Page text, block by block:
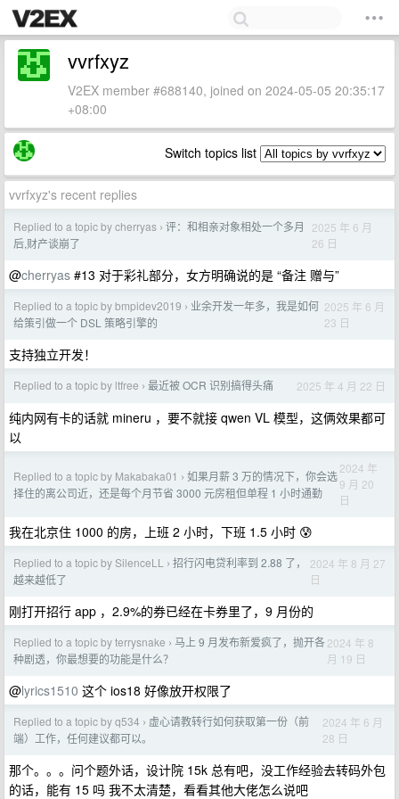
vvrfxyz
V2EX member #688140, joined on 2024-05-05 20:35:17
+08:00
Switch topics list
vvrfxyz's recent replies
Replied to a topic by cherryas › 评：和相亲对象相处一个多月
后,财产谈崩了
2025 年 6 月
26 日
@cherryas #13 对于彩礼部分，女方明确说的是 “备注 赠与”
Replied to a topic by bmpidev2019 › 业余开发一年多，我是如何
给策引做一个 DSL 策略引擎的
2025 年 6 月
23 日
支持独立开发！
Replied to a topic by ltfree › 最近被 OCR 识别搞得头痛 2025 年 4 月 22 日
纯内网有卡的话就 mineru ，要不就接 qwen VL 模型，这俩效果都可
以
Replied to a topic by Makabaka01 › 如果月薪 3 万的情况下，你会选
择住的离公司近，还是每个月节省 3000 元房租但单程 1 小时通勤
2024 年
9 月 20
日
我在北京住 1000 的房，上班 2 小时，下班 1.5 小时 😰
Replied to a topic by SilenceLL › 招行闪电贷利率到 2.88 了，
越来越低了
2024 年 8 月 27
日
刚打开招行 app ，2.9%的券已经在卡券里了，9 月份的
Replied to a topic by terrysnake › 马上 9 月发布新爱疯了，抛开各
种剧透，你最想要的功能是什么？
2024 年 8
月 19 日
@lyrics1510 这个 ios18 好像放开权限了
Replied to a topic by q534 › 虚心请教转行如何获取第一份（前
端）工作，任何建议都可以。
2024 年 6 月
28 日
那个。。。问个题外话，设计院 15k 总有吧，没工作经验去转码外包
的话，能有 15 吗 我不太清楚，看看其他大佬怎么说吧